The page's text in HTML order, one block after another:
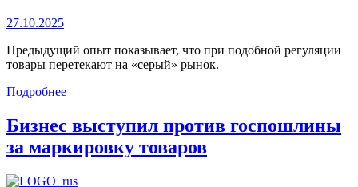
27.10.2025
Предыдущий опыт показывает, что при подобной регуляции
товары перетекают на «серый» рынок.
Подробнее
Бизнес выступил против госпошлины
за маркировку товаров